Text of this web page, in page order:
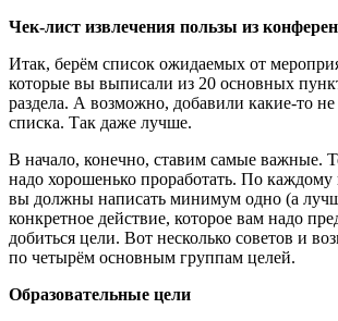
Чек-лист извлечения пользы из
Итак, берём список ожидаемых от
которые вы выписали из 20 основных
раздела. А возможно, добавили какие-то не
списка. Так даже лучше.
В начало, конечно, ставим самые важные.
надо хорошенько проработать. По каждому
вы должны написать минимум одно (а
конкретное действие, которое вам надо
добиться цели. Вот несколько советов и
по четырём основным группам целей.
Образовательные цели